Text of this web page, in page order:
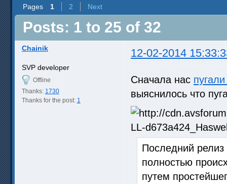
Pages 1 2 Next
Posts: 1 to 25 of 32
Chainik 12-02-2014
SVP developer
Offline
Thanks: 1730
Thanks for the post: 1
Сначала нас
выяснилось что
Последний
полностью
путем